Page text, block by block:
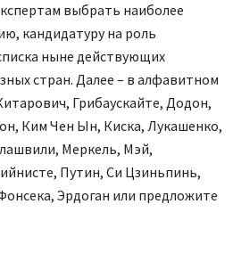
выбрать наиболее
кандидатуру на роль
ныне действующих
стран. Далее – в алфавитном
Грибаускайте, Додон,
Ким Чен Ын, Киска, Лукашенко,
Меркель, Мэй,
Путин, Си Цзиньпинь,
Эрдоган или предложите